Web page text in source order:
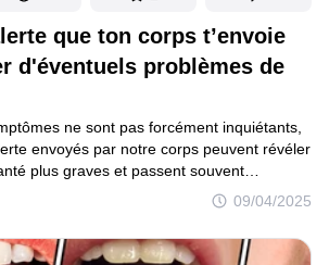
que ton corps t’envoie
d'éventuels problèmes de
09/04/2025
ne sont pas forcément inquiétants,
envoyés par notre corps peuvent révéler
plus graves et passent souvent
de bien-être, mieux vaut être prudent.
chez un médecin dès l’apparition de
est une sage décision.